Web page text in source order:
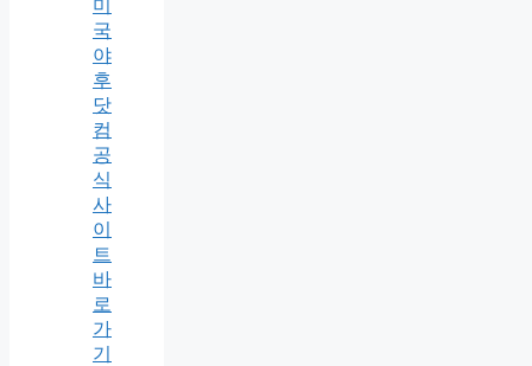
미
국
야
후
닷
컴
공
식
사
이
트
바
로
가
기